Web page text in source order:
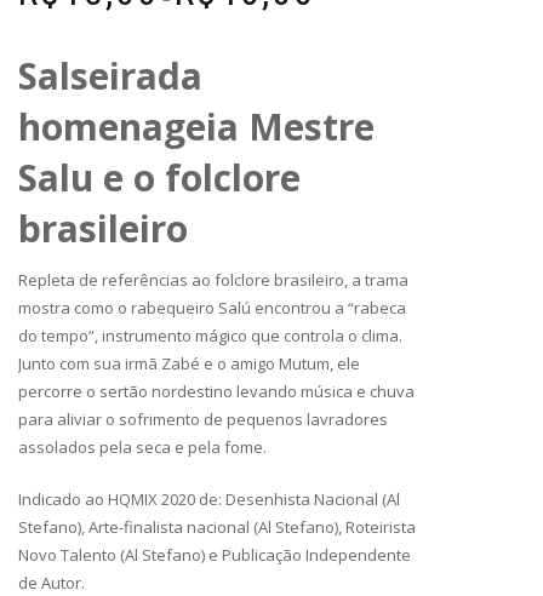
Salseirada
homenageia Mestre
Salu e o folclore
brasileiro
Repleta de referências ao folclore brasileiro, a trama
mostra como o rabequeiro Salú encontrou a “rabeca
do tempo”, instrumento mágico que controla o clima.
Junto com sua irmã Zabé e o amigo Mutum, ele
percorre o sertão nordestino levando música e chuva
para aliviar o sofrimento de pequenos lavradores
assolados pela seca e pela fome.
Indicado ao HQMIX 2020 de: Desenhista Nacional (Al
Stefano), Arte-finalista nacional (Al Stefano), Roteirista
Novo Talento (Al Stefano) e Publicação Independente
de Autor.